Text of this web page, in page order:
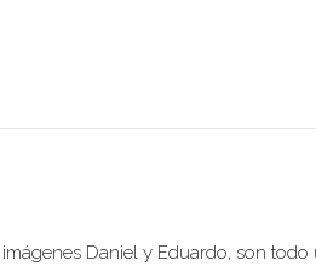
Daniel y Eduardo, son